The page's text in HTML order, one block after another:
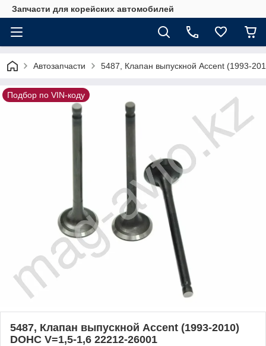
Запчасти для корейских автомобилей
Автозапчасти 5487, Клапан выпускной Accent (1993-
Подбор по VIN-коду
5487, Клапан выпускной Accent (1993-2010)
DOHC V=1,5-1,6 22212-26001